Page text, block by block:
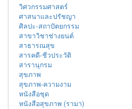
วิศวกรรมศาสตร์
ศาสนาและปรัชญา
ศิลปะ-สถาปัตยกรรม
สาขาวิชาช่างยนต์
สาธารณสุข
สารคดี-ชีวประวัติ
สารานุกรม
สุขภาพ
สุขภาพ-ความงาม
หนังสือชุด
หนังสือสุขภาพ (รามา)